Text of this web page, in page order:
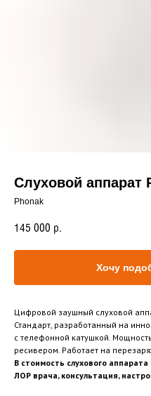
Слуховой аппарат
Phonak
145 000 р.
Хочу
Цифровой заушный слуховой
Стандарт, разработанный на
с телефонной катушкой.
ресивером. Работает на
В стоимость слухового
ЛОР врача, консультация,